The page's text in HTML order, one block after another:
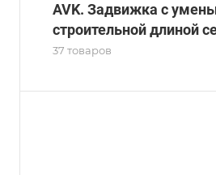
AVK. Задвижка с
строительной длиной
37 товаров